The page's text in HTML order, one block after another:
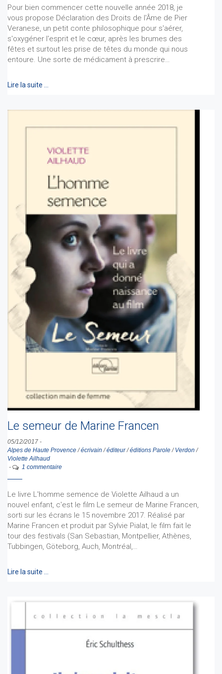
Pour bien commencer cette nouvelle année 2018, je
vous propose Déclaration des Droits de l'Âme de Pier
Veranese, un petit conte philosophique pour s'aérer,
s'oxygéner l'esprit et le cœur, après les brumes des
fêtes et surtout les prise de têtes du monde qui nous
entoure. Une sorte de médicament à prescrire…
Lire la suite …
Le semeur de Marine Francen
05/12/2017 -
Alpes de Haute Provence/écrivain /éditeur/éditions Parole/ Verdon /
Violette Ailhaud
-
1 commentaire
Le livre L'homme semence de Violette Ailhaud a un
nouvel enfant, c'est le film Le semeur de Marine Francen,
sorti sur les écrans le 15 novembre 2017. Réalisé par
Marine Francen et produit par Sylvie Pialat, le film fait le
tour des festivals (San Sebastian, Montpellier, Athènes,
Tubbingen, Göteborg, Auch, Montréal,…
Lire la suite …